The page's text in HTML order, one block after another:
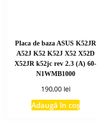
Placa de baza ASUS K52JR
A52J K52 K52J X52 X52D
X52JR k52jc rev 2.3 (A) 60-
N1WMB1000
190,00 lei
Adaugă în coș